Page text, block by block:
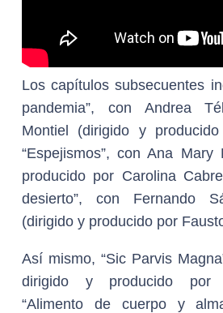
Los capítulos subsecuentes
pandemia”, con Andrea
Montiel (dirigido y
“Espejismos”, con Ana
producido por Carolina
desierto”, con Fernando
(dirigido y producido por
Así mismo, “Sic Parvis
dirigido y producido por
“Alimento de cuerpo y